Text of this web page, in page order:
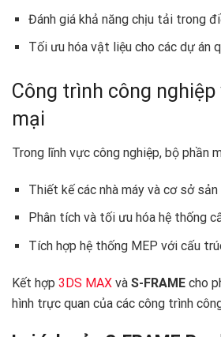
Đánh giá khả năng chịu tải trong
Tối ưu hóa vật liệu cho các dự án
Công trình công
mại
Trong lĩnh vực công nghiệp, bộ phần
Thiết kế các nhà máy và cơ sở
Phân tích và tối ưu hóa hệ thống
Tích hợp hệ thống MEP với cấu
Kết hợp 3DS MAX và S-FRAME cho
hình trực quan của các công trình